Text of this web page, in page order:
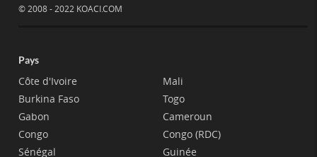
© 2008 - 2022 KOACI.COM
Pays
Côte d'Ivoire
Burkina Faso
Gabon
Congo
Sénégal
Mali
Togo
Cameroun
Congo (RDC)
Guinée